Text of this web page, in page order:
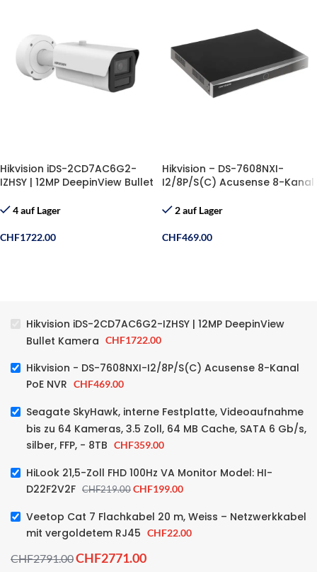
Hikvision iDS-2CD7AC6G2-
IZHSY | 12MP DeepinView Bullet
4 auf Lager
CHF1722.00
Hikvision – DS-7608NXI-
I2/8P/S(C) Acusense 8-Kanal
2 auf Lager
CHF469.00
Hikvision iDS-2CD7AC6G2-IZHSY | 12MP DeepinView
Bullet Kamera CHF1722.00
Hikvision - DS-7608NXI-I2/8P/S(C) Acusense 8-Kanal
PoE NVR CHF469.00
Seagate SkyHawk, interne Festplatte, Videoaufnahme
bis zu 64 Kameras, 3.5 Zoll, 64 MB Cache, SATA 6 Gb/s,
silber, FFP, - 8TB CHF359.00
HiLook 21,5-Zoll FHD 100Hz VA Monitor Model: HI-
D22F2V2F CHF219.00 CHF199.00
Veetop Cat 7 Flachkabel 20 m, Weiss – Netzwerkkabel
mit vergoldetem RJ45 CHF22.00
CHF2791.00CHF2771.00